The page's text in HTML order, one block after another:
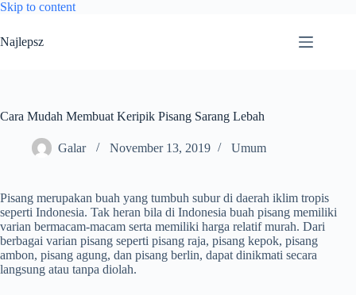
Skip to content
Najlepsz
Cara Mudah Membuat Keripik Pisang Sarang Lebah
Galar November 13, 2019 Umum
Pisang merupakan buah yang tumbuh subur di daerah iklim tropis
seperti Indonesia. Tak heran bila di Indonesia buah pisang memiliki
varian bermacam-macam serta memiliki harga relatif murah. Dari
berbagai varian pisang seperti pisang raja, pisang kepok, pisang
ambon, pisang agung, dan pisang berlin, dapat dinikmati secara
langsung atau tanpa diolah.